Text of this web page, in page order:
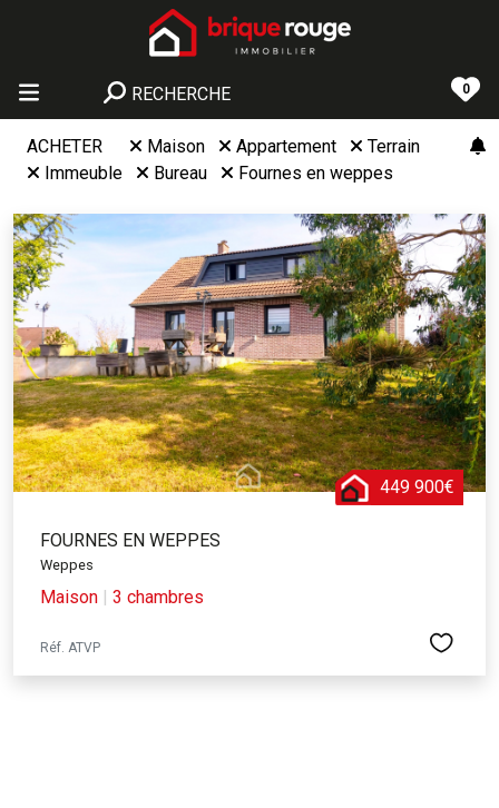
RECHERCHE 0
ACHETER Maison Appartement
Terrain
Immeuble
Bureau Fournes en weppes
449 900€
FOURNES EN WEPPES
Weppes
Maison | 3 chambres
Réf. ATVP